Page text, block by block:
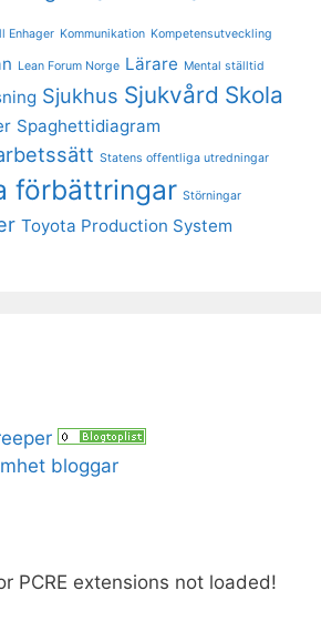
Enhager Kommunikation Kompetensutveckling
Lean Forum Norge Lärare Mental ställtid
Sjukhus Sjukvård Skola
Spaghettidiagram
Statens offentliga utredningar
förbättringar Störningar
Toyota Production System
PCRE extensions not loaded!